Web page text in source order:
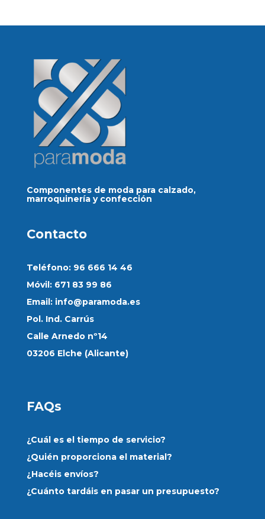
Componentes de moda para calzado,
marroquinería y confección
Contacto
Teléfono: 96 666 14 46
Móvil: 671 83 99 86
Email: info@paramoda.es
Pol. Ind. Carrús
Calle Arnedo nº14
03206 Elche (Alicante)
FAQs
¿Cuál es el tiempo de servicio?
¿Quién proporciona el material?
¿Hacéis envíos?
¿Cuánto tardáis en pasar un presupuesto?